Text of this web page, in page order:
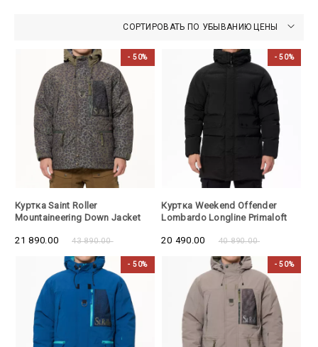
СОРТИРОВАТЬ ПО УБЫВАНИЮ ЦЕНЫ
- 50%
Куртка Saint Roller
Mountaineering Down Jacket
43 890.00
21 890.00
- 50%
Куртка Weekend Offender
Lombardo Longline Primaloft
40 890.00
20 490.00
- 50% - 50%